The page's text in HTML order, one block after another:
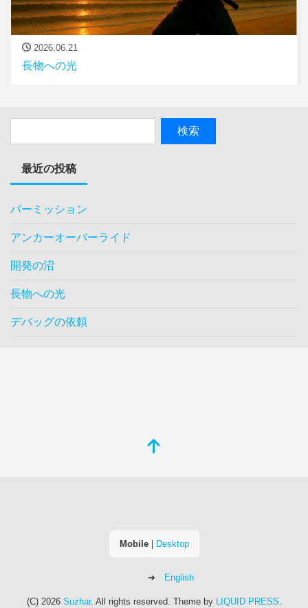
2026.06.21
長物への光
最近の投稿
パーミッション
アンカーオーバーライド
開発の沼
長物への光
デバッグの依頼
Mobile| Desktop
English
(C) 2026 Suzhar. All rights reserved. Theme by LIQUID PRESS